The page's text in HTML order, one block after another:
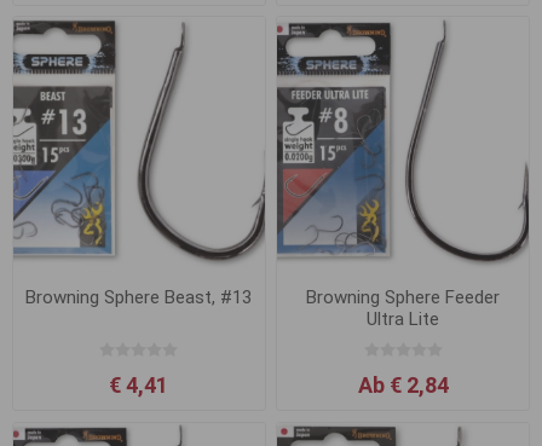
Browning Sphere Beast, #13
€ 4,41
Browning Sphere Feeder
Ultra Lite
Ab € 2,84